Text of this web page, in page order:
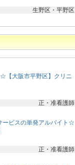
生野区・平野区
大阪市平野区】クリニ
正・准看護師
ービスの単発アルバイト☆
正・准看護師